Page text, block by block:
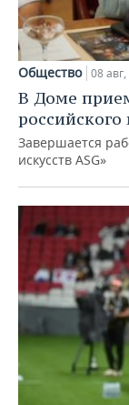
Общество 08
В Доме
российского
Завершается
искусств ASG»